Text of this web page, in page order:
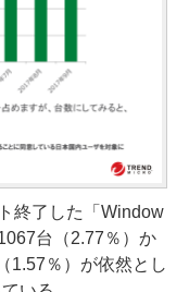
終了した「Window
台（2.77％）か
1.57％）が依然とし